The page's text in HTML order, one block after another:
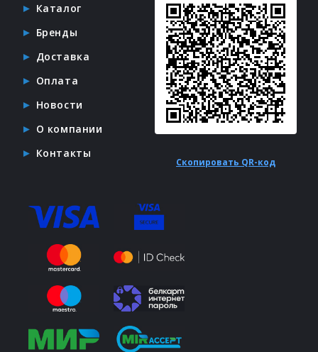
Каталог
Бренды
Доставка
Оплата
Новости
О компании
Контакты
Скопировать QR-код